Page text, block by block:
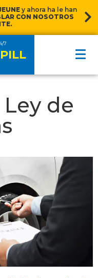
y ahora ha le han
CON NOSOTROS
7
de